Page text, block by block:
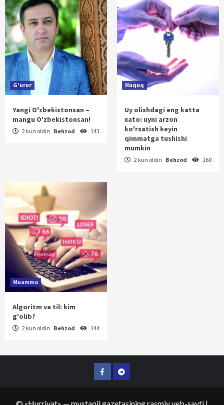
G'urur
Yangi O'zbekistonsan –
mangu O'zbekistonsan!
2 kun oldin Behzod 143
Huquq
Uy olishdagi eng katta
xato: uyni arzon
ko'rsatish keyin
qimmatga tushishi
mumkin
2 kun oldin Behzod 160
Muammo
Algoritm va til: kim
g'olib?
2 kun oldin Behzod 144
FacebookTelegram
© «Hurriyat» — mustaqil gazetasining rasmiy veb-sayti |